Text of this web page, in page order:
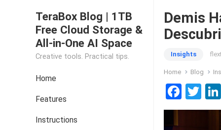
TeraBox Blog | 1TB
Free Cloud Storage &
All-in-One AI Space
Creative tools. Practical tips.
Home
Features
Instructions
Demis
Insights
Home Blog
F
a
T
wi